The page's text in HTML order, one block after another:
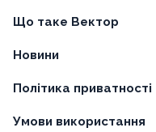
Що таке Вектор
Новини
Політика приватності
Умови використання